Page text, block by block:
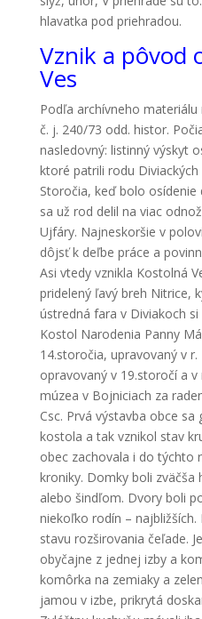
hlavatka pod priehradou.
Vznik a pôvod
Ves
Podľa archívneho
č. j. 240/73 odd. histor.
nasledovný: listinný výskyt
ktoré patrili rodu
Storočia, keď bolo
sa už rod delil na viac
Ujfáry. Najneskoršie v
dôjsť k deľbe práce a
Asi vtedy vznikla Kostolná
pridelený ľavý breh Nitrice,
ústredná fara v Diviakoch
Kostol Narodenia Panny
14.storočia, upravovaný v
opravovaný v 19.storočí a
múzea v Bojniciach za
Csc. Prvá výstavba obce
kostola a tak vznikol stav
obec zachovala i do týchto
kroniky. Domky boli zväčša
alebo šindľom. Dvory boli
niekoľko rodín –
stavu rozširovania čeľade.
obyčajne z jednej izby a
komôrka na zemiaky a
jamou v izbe, prikrytá